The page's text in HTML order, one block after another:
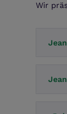
Wir